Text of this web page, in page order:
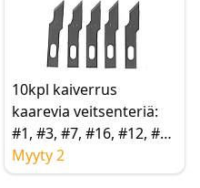
10kpl kaiverrus
kaarevia veitsenteriä:
#1, #3, #7, #16, #12, #4,
#11, #A16.
Ruostumattomasta
Myyty 2